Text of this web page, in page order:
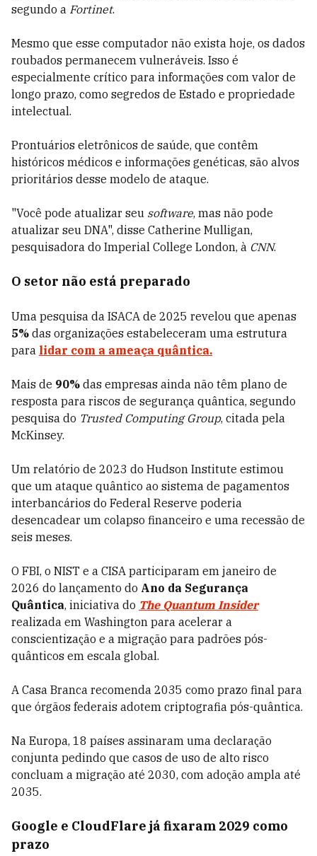
segundo a Fortinet.
Mesmo que esse computador não exista hoje, os dados
roubados permanecem vulneráveis. Isso é
especialmente crítico para informações com valor de
longo prazo, como segredos de Estado e propriedade
intelectual.
Prontuários eletrônicos de saúde, que contêm
históricos médicos e informações genéticas, são alvos
prioritários desse modelo de ataque.
"Você pode atualizar seu software, mas não pode
atualizar seu DNA", disse Catherine Mulligan,
pesquisadora do Imperial College London, à CNN.
O setor não está preparado
Uma pesquisa da ISACA de 2025 revelou que apenas
5% das organizações estabeleceram uma estrutura
para lidar com a ameaça quântica.
Mais de 90% das empresas ainda não têm plano de
resposta para riscos de segurança quântica, segundo
pesquisa do Trusted Computing Group, citada pela
McKinsey.
Um relatório de 2023 do Hudson Institute estimou
que um ataque quântico ao sistema de pagamentos
interbancários do Federal Reserve poderia
desencadear um colapso financeiro e uma recessão de
seis meses.
O FBI, o NIST e a CISA participaram em janeiro de
2026 do lançamento do Ano da Segurança
Quântica, iniciativa do The Quantum Insider
realizada em Washington para acelerar a
conscientização e a migração para padrões pós-
quânticos em escala global.
A Casa Branca recomenda 2035 como prazo final para
que órgãos federais adotem criptografia pós-quântica.
Na Europa, 18 países assinaram uma declaração
conjunta pedindo que casos de uso de alto risco
concluam a migração até 2030, com adoção ampla até
2035.
Google e CloudFlare já fixaram 2029 como
prazo